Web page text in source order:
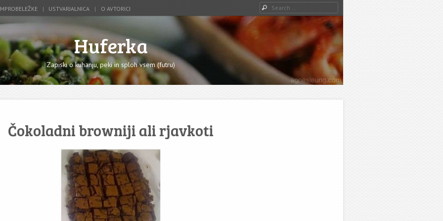
USTVARJALNICA O AVTORICI Search
Huferka
Zapiski o kuhanju, peki in sploh vsem (futru)
Čokoladni browniji ali rjavkoti